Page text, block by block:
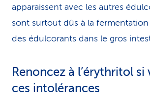
apparaissent avec les autres
sont surtout dûs à la
des édulcorants dans le gros
Renoncez à l’érythritol si
ces intolérances